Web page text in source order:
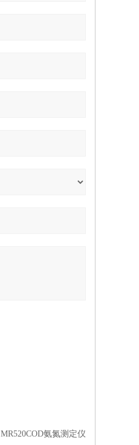
MR520COD氨氮测定仪